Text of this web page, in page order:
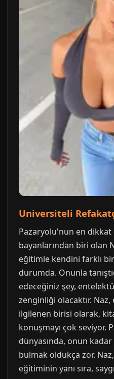
Universiteli
Pazaryolu'nun en dikkat
bayanlarından biri olan
eğitimle kendini farklı
durumda. Onunla
edeceğiniz şey,
zenginliği olacaktır.
ilgilenen birisi olarak,
konuşmayı çok seviyor.
dünyasında, onun
bulmak oldukça zor.
eğitiminin yanı sıra,